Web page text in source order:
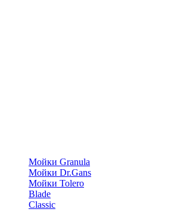
Мойки Granula
Мойки Dr.Gans
Мойки Tolero
Blade
Classic